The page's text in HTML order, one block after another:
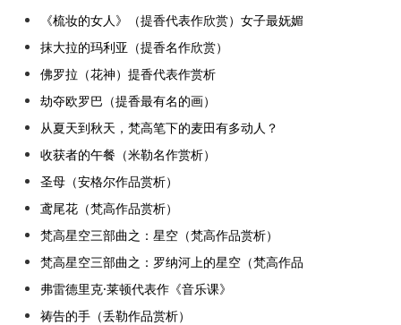
《梳妆的女人》（提香代表作欣赏）女子最妩媚
抹大拉的玛利亚（提香名作欣赏）
佛罗拉（花神）提香代表作赏析
劫夺欧罗巴（提香最有名的画）
从夏天到秋天，梵高笔下的麦田有多动人？
收获者的午餐（米勒名作赏析）
圣母（安格尔作品赏析）
鸢尾花（梵高作品赏析）
梵高星空三部曲之：星空（梵高作品赏析）
梵高星空三部曲之：罗纳河上的星空（梵高作品
弗雷德里克·莱顿代表作《音乐课》
祷告的手（丢勒作品赏析）